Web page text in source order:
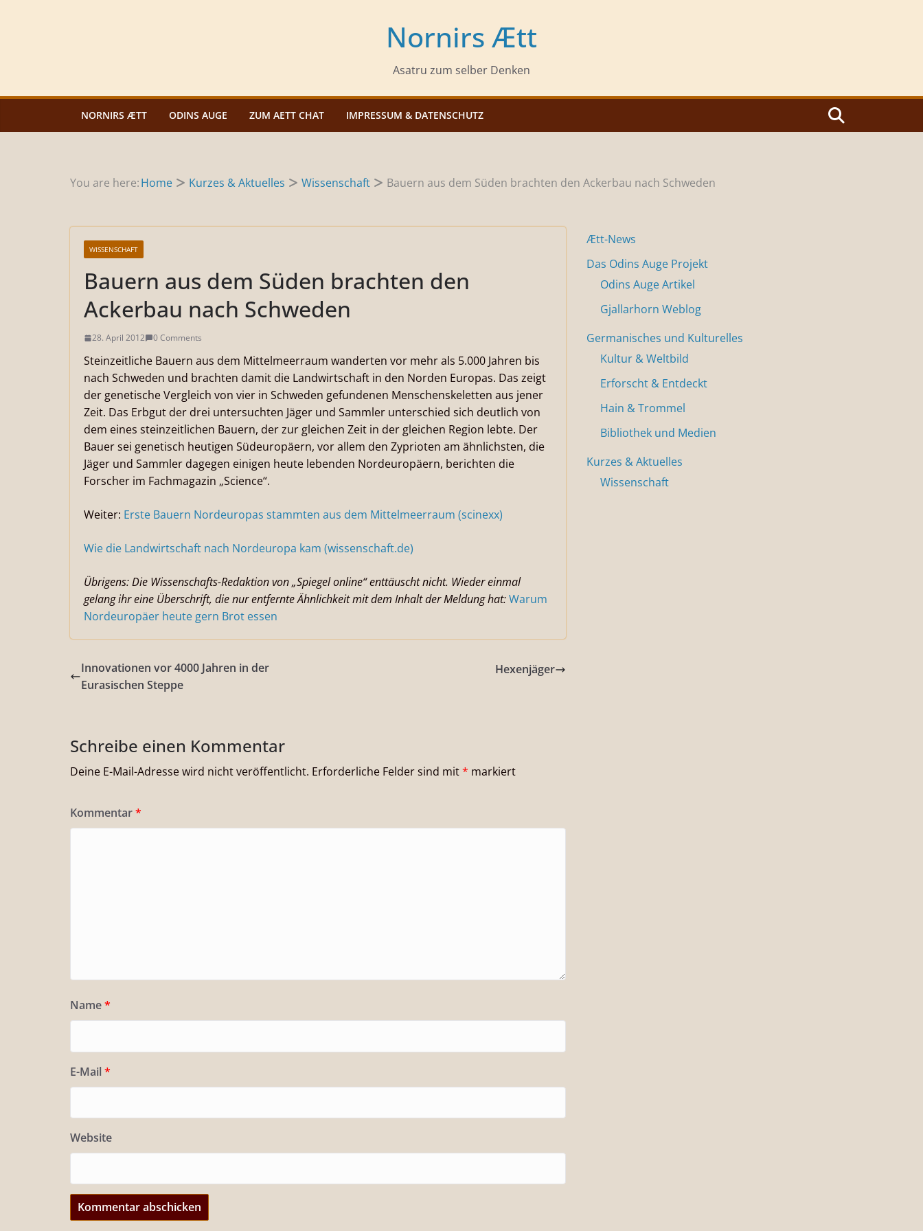
Nornirs Ætt
Asatru zum selber Denken
NORNIRS ÆTT ODINS AUGE ZUM AETT CHAT IMPRESSUM & DATENSCHUTZ
You are here:Home Kurzes & Aktuelles Wissenschaft Bauern aus dem Süden brachten den Ackerbau nach Schweden
WISSENSCHAFT
Bauern aus dem Süden brachten den
Ackerbau nach Schweden
28. April 2012 0 Comments
Steinzeitliche Bauern aus dem Mittelmeerraum wanderten vor mehr als 5.000 Jahren bis
nach Schweden und brachten damit die Landwirtschaft in den Norden Europas. Das zeigt
der genetische Vergleich von vier in Schweden gefundenen Menschenskeletten aus jener
Zeit. Das Erbgut der drei untersuchten Jäger und Sammler unterschied sich deutlich von
dem eines steinzeitlichen Bauern, der zur gleichen Zeit in der gleichen Region lebte. Der
Bauer sei genetisch heutigen Südeuropäern, vor allem den Zyprioten am ähnlichsten, die
Jäger und Sammler dagegen einigen heute lebenden Nordeuropäern, berichten die
Forscher im Fachmagazin „Science“.
Weiter: Erste Bauern Nordeuropas stammten aus dem Mittelmeerraum (scinexx)
Wie die Landwirtschaft nach Nordeuropa kam (wissenschaft.de)
Übrigens: Die Wissenschafts-Redaktion von „Spiegel online“ enttäuscht nicht. Wieder einmal
gelang ihr eine Überschrift, die nur entfernte Ähnlichkeit mit dem Inhalt der Meldung hat:Warum
Nordeuropäer heute gern Brot essen
Innovationen vor 4000 Jahren in der
Eurasischen Steppe
Hexenjäger
Schreibe einen Kommentar
Deine E-Mail-Adresse wird nicht veröffentlicht. Erforderliche Felder sind mit* markiert
Kommentar*
Name*
E-Mail *
Website
Ætt-News
Das Odins Auge Projekt
Odins Auge Artikel
Gjallarhorn Weblog
Germanisches und Kulturelles
Kultur & Weltbild
Erforscht & Entdeckt
Hain & Trommel
Bibliothek und Medien
Kurzes & Aktuelles
Wissenschaft